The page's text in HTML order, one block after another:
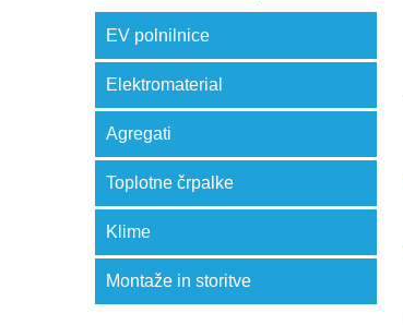
EV polnilnice
Elektromaterial
Agregati
Toplotne črpalke
Klime
Montaže in storitve